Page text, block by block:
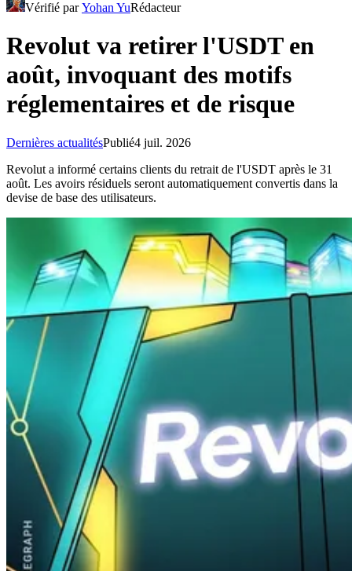
Vérifié parYohan YuRédacteur
Revolut va retirer l'USDT en
août, invoquant des motifs
réglementaires et de risque
Dernières actualitésPublié4 juil. 2026
Revolut a informé certains clients du retrait de l'USDT après le 31
août. Les avoirs résiduels seront automatiquement convertis dans la
devise de base des utilisateurs.